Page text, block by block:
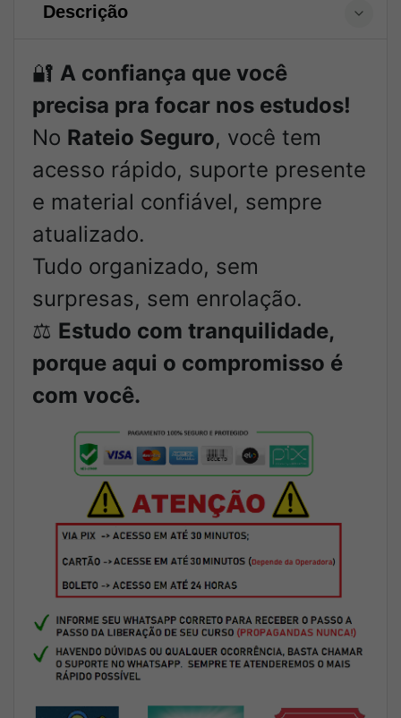
Descrição
🔐 A confiança que você
precisa pra focar nos estudos!
No Rateio Seguro, você tem
acesso rápido, suporte presente
e material confiável, sempre
atualizado.
Tudo organizado, sem
surpresas, sem enrolação.
⚖️ Estudo com tranquilidade,
porque aqui o compromisso é
com você.